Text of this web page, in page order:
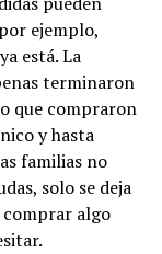
ejemplo,
está. La
terminaron
que compraron
y hasta
familias no
solo se deja
algo